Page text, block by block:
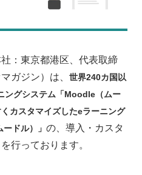
：東京都港区、代表取締
ガジン）は、 世界240カ国以
ングシステム「Moodle（ムー
カスタマイズしたeラーニング
ドル）」 の、導入・カスタ
行っております。